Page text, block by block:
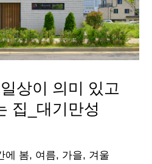
상이 의미 있고
집_대기만성
에 봄, 여름, 가을, 겨울